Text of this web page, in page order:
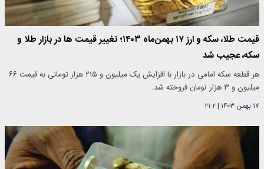
قیمت طلا، سکه و ارز ۱۷ بهمن‌ماه ۱۴۰۳؛ تغییر قیمت ها در بازار طلا و
سکه، عجیب شد
هر قطعه سکه امامی در بازار با افزایش یک میلیون و ۲۱۵ هزار تومانی به قیمت ۶۶
میلیون و ۳ هزار تومان فروخته شد.‌
۱۷ بهمن ۱۴۰۳ |۲۱:۲